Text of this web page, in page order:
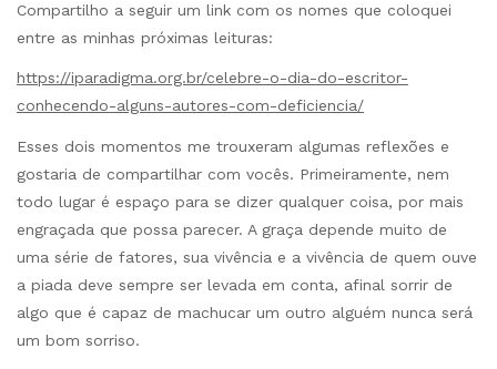
Compartilho a seguir um link com os nomes que coloquei
entre as minhas próximas leituras:
https://iparadigma.org.br/celebre-o-dia-do-escritor-
conhecendo-alguns-autores-com-deficiencia/
Esses dois momentos me trouxeram algumas reflexões e
gostaria de compartilhar com vocês. Primeiramente, nem
todo lugar é espaço para se dizer qualquer coisa, por mais
engraçada que possa parecer. A graça depende muito de
uma série de fatores, sua vivência e a vivência de quem ouve
a piada deve sempre ser levada em conta, afinal sorrir de
algo que é capaz de machucar um outro alguém nunca será
um bom sorriso.